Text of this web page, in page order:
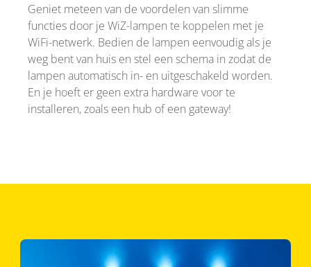
Geniet meteen van de voordelen van slimme
functies door je WiZ-lampen te koppelen met je
WiFi-netwerk. Bedien de lampen eenvoudig als je
weg bent van huis en stel een schema in zodat de
lampen automatisch in- en uitgeschakeld worden.
En je hoeft er geen extra hardware voor te
installeren, zoals een hub of een gateway!